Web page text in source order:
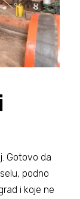
Gotovo da
podno
i koje ne